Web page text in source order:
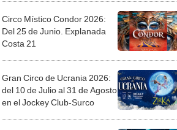
Circo Místico Condor 2026:
Del 25 de Junio. Explanada
Costa 21
Gran Circo de Ucrania 2026:
del 10 de Julio al 31 de Agosto
en el Jockey Club-Surco